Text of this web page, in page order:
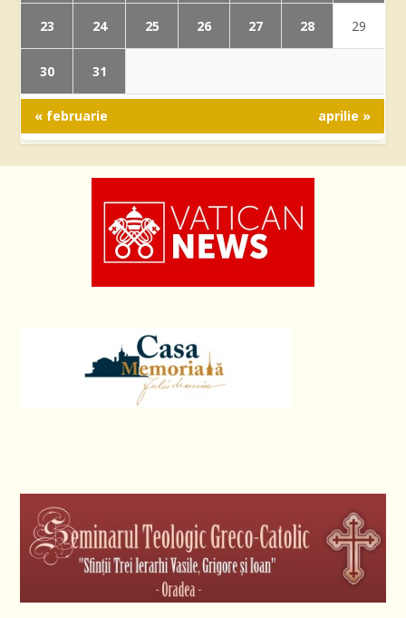
23 24 25 26 27 28 29
30 31
« februarie aprilie »